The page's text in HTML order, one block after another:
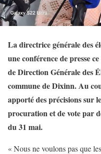
La directrice générale des
une conférence de presse
de Direction Générale des
commune de Dixinn. Au
apporté des précisions sur
procuration et de vote par
du 31 mai.
« Nous ne voulons pas que